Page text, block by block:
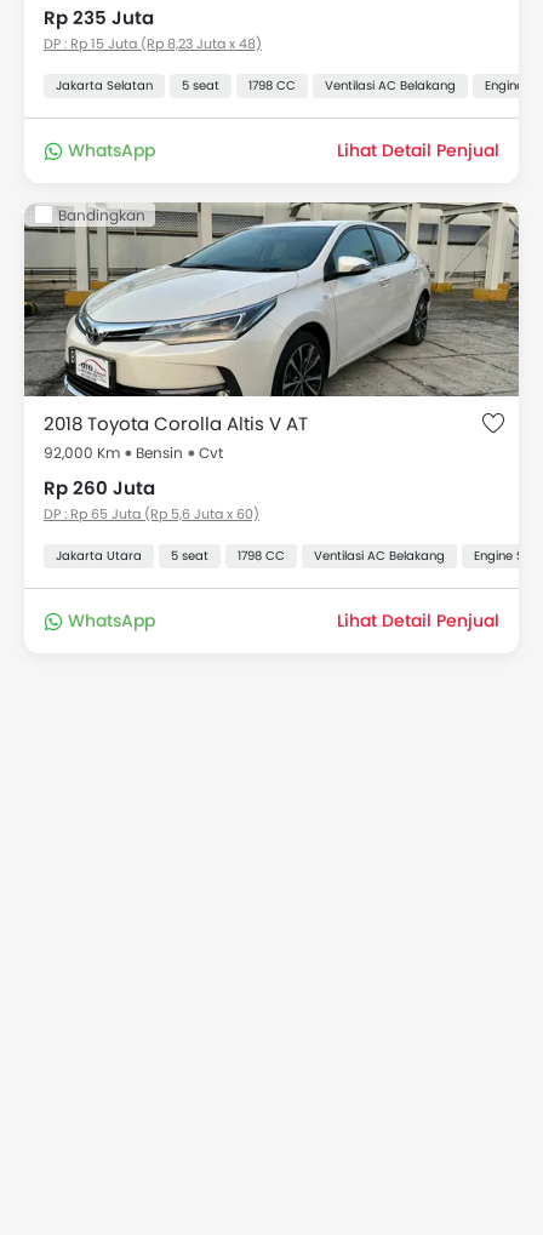
Rp 235 Juta
DP : Rp 15 Juta (Rp 8,23 Juta x 48)
Jakarta Selatan 5 seat 1798 CC Ventilasi AC Belakang Engine
WhatsApp Lihat Detail Penjual
Bandingkan
2018 Toyota Corolla Altis V AT
92,000 Km Bensin Cvt
Rp 260 Juta
DP : Rp 65 Juta (Rp 5,6 Juta x 60)
Jakarta Utara 5 seat 1798 CC Ventilasi AC Belakang Engine
WhatsApp Lihat Detail Penjual